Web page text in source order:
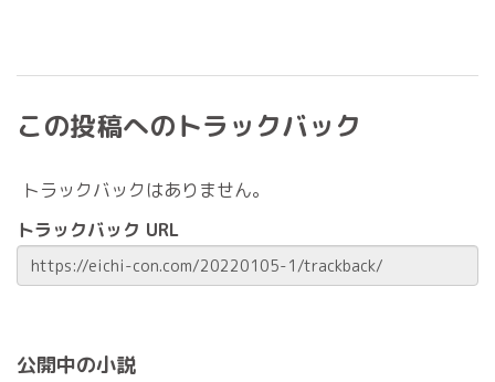
この投稿へのトラックバック
トラックバックはありません。
トラックバック URL
公開中の小説